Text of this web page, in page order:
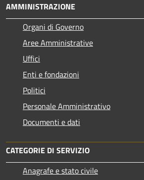
AMMINISTRAZIONE
Organi di Governo
Aree Amministrative
Uffici
Enti e fondazioni
Politici
Personale Amministrativo
Documenti e dati
CATEGORIE DI SERVIZIO
Anagrafe e stato civile